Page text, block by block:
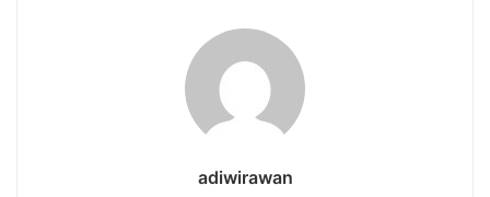
adiwirawan